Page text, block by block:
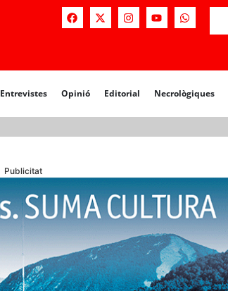
Entrevistes Opinió Editorial Necrològiques
Opinió Editorial Necrològiques
Publicitat